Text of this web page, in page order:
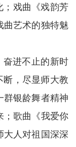
；戏曲《戏韵芳
曲艺术的独特魅
奋进不止的新时
断，尽显师大教
群银龄舞者精神
；歌曲《我爱你
大人对祖国深深